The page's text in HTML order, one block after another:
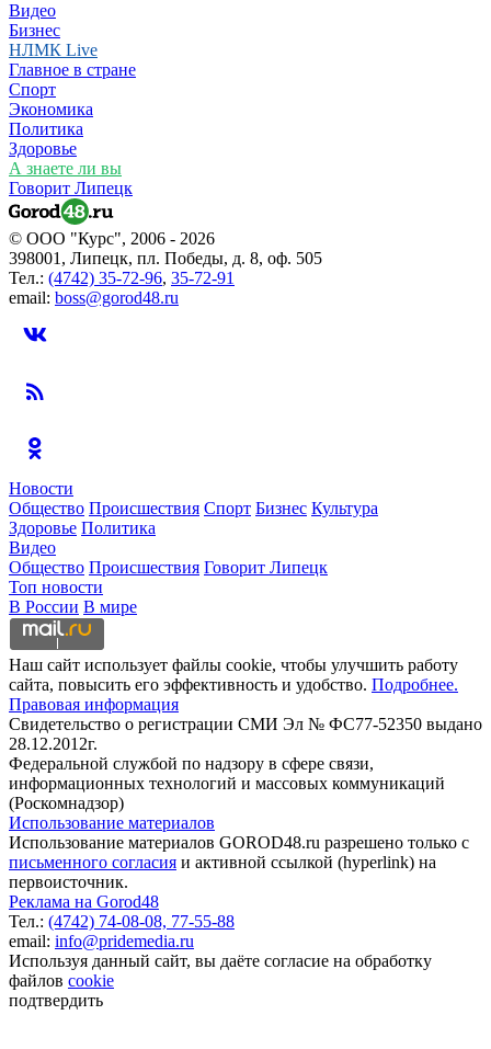
Видео
Бизнес
НЛМК Live
Главное в стране
Спорт
Экономика
Политика
Здоровье
А знаете ли вы
Говорит Липецк
© ООО "Курс", 2006 - 2026
398001, Липецк, пл. Победы, д. 8, оф. 505
Тел.: (4742) 35-72-96, 35-72-91
email: boss@gorod48.ru
Новости
Общество Происшествия Спорт Бизнес Культура
Здоровье Политика
Видео
Общество Происшествия Говорит Липецк
Топ новости
В России В мире
Наш сайт использует файлы cookie, чтобы улучшить работу
сайта, повысить его эффективность и удобство. Подробнее.
Правовая информация
Свидетельство о регистрации СМИ Эл № ФС77-52350 выдано
28.12.2012г.
Федеральной службой по надзору в сфере связи,
информационных технологий и массовых коммуникаций
(Роскомнадзор)
Использование материалов
Использование материалов GOROD48.ru разрешено только с
письменного согласия и активной ссылкой (hyperlink) на
первоисточник.
Реклама на Gorod48
Тел.: (4742) 74-08-08, 77-55-88
email: info@pridemedia.ru
Используя данный сайт, вы даёте согласие на обработку
файлов cookie
подтвердить